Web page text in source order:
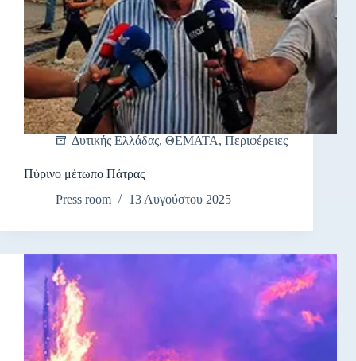
Δυτικής Ελλάδας, ΘΕΜΑΤΑ, Περιφέρειες
Πύρινο μέτωπο Πάτρας
Press room
13 Αυγούστου 2025